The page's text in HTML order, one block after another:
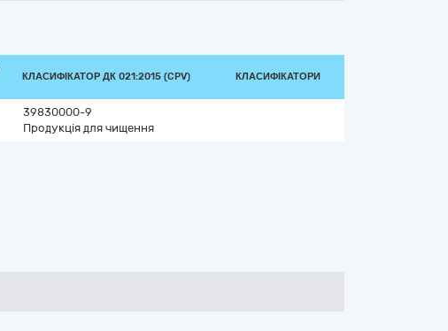
КЛАСИФІКАТОР ДК 021:2015 (CPV) КЛАСИФІКАТОРИ
39830000-9
Продукція для чищення